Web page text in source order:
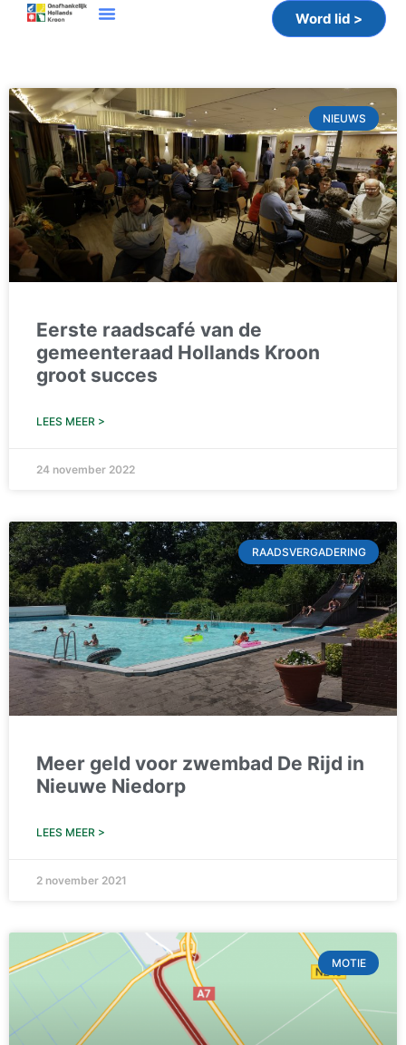
Word lid >
NIEUWS
Eerste raadscafé van de
gemeenteraad Hollands Kroon
groot succes
LEES MEER >
24 november 2022
RAADSVERGADERING
Meer geld voor zwembad De Rijd in
Nieuwe Niedorp
LEES MEER >
2 november 2021
MOTIE